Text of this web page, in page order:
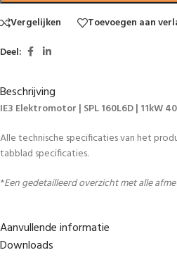
Vergelijken
Toevoegen aan
Deel:
Beschrijving
IE3 Elektromotor | SPL 160L6D | 11kW
Alle technische specificaties van het
tabblad specificaties.
*Een gedetailleerd overzicht met alle
Aanvullende informatie
Downloads